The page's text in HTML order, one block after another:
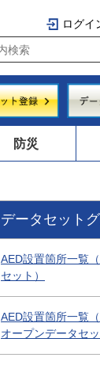
ログイ
防災
データセット
AED設置箇所一覧
セット）
AED設置箇所一覧
オープンデータセッ